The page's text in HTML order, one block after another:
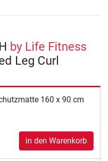
by Life Fitness
Leg Curl
160 x 90 cm
in den Warenkorb